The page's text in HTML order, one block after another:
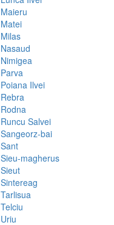
Maieru
Matei
Milas
Nasaud
Nimigea
Parva
Poiana Ilvei
Rebra
Rodna
Runcu Salvei
Sangeorz-bai
Sant
Sieu-magherus
Sieut
Sintereag
Tarlisua
Telciu
Uriu